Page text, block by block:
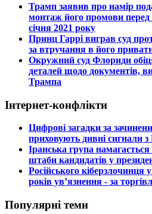
​Трамп заявив про намір
монтаж його промови
січня 2021 року
​Принц Гаррі виграв суд
за втручання в його
​Окружний суд Флориди
деталей щодо документів,
Трампа
Інтернет-конфлікти
​Цифрові загадки за
приховують дивні сигнали
​Іранська група
штаби кандидатів у
​Російського
років ув’язнення - за
Популярні теми